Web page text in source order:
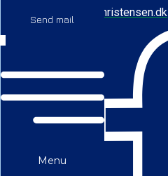
Send mail
Menu
cbc@baychristensen.dk